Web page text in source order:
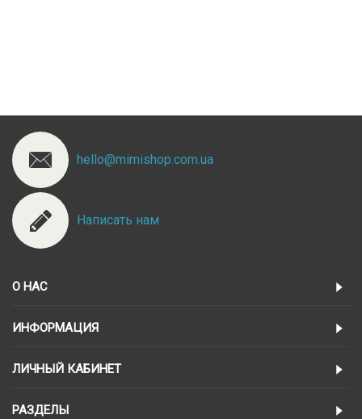
hello@mimishop.com.ua
Написать нам
О НАС
ИНФОРМАЦИЯ
ЛИЧНЫЙ КАБИНЕТ
РАЗДЕЛЫ